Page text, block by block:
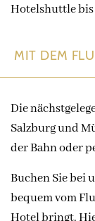
Hotelshuttle
MIT DEM
Die
Salzburg und
der Bahn oder
Buchen Sie bei
bequem vom
Hotel bringt.